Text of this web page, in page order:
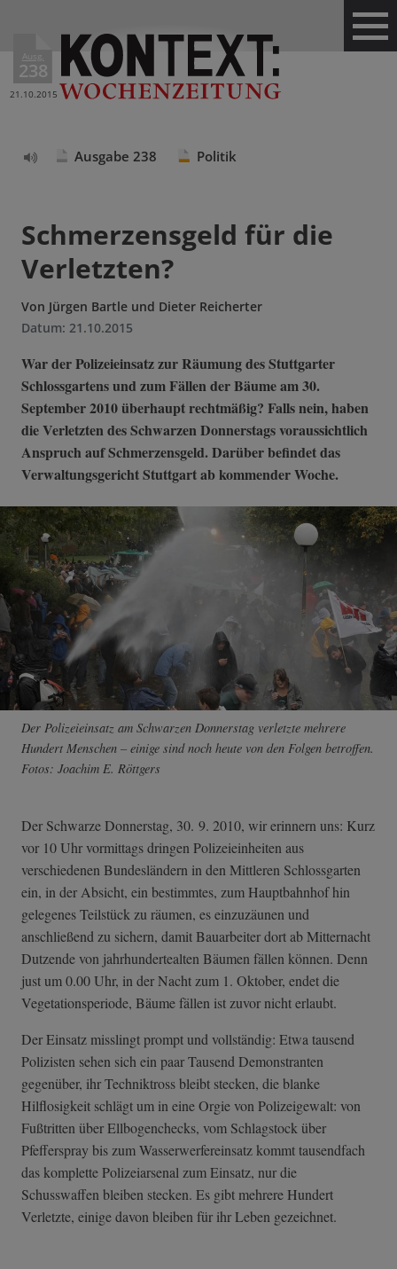
Ausg.
238
21.10.2015
Ausgabe 238 Politik
Schmerzensgeld für die
Verletzten?
Von Jürgen Bartle und Dieter Reicherter
Datum: 21.10.2015
War der Polizeieinsatz zur Räumung des Stuttgarter
Schlossgartens und zum Fällen der Bäume am 30.
September 2010 überhaupt rechtmäßig? Falls nein, haben
die Verletzten des Schwarzen Donnerstags voraussichtlich
Anspruch auf Schmerzensgeld. Darüber befindet das
Verwaltungsgericht Stuttgart ab kommender Woche.
Der Polizeieinsatz am Schwarzen Donnerstag verletzte mehrere
Hundert Menschen – einige sind noch heute von den Folgen betroffen.
Fotos: Joachim E. Röttgers
Der Schwarze Donnerstag, 30. 9. 2010, wir erinnern uns: Kurz
vor 10 Uhr vormittags dringen Polizeieinheiten aus
verschiedenen Bundesländern in den Mittleren Schlossgarten
ein, in der Absicht, ein bestimmtes, zum Hauptbahnhof hin
gelegenes Teilstück zu räumen, es einzuzäunen und
anschließend zu sichern, damit Bauarbeiter dort ab Mitternacht
Dutzende von jahrhundertealten Bäumen fällen können. Denn
just um 0.00 Uhr, in der Nacht zum 1. Oktober, endet die
Vegetationsperiode, Bäume fällen ist zuvor nicht erlaubt.
Der Einsatz misslingt prompt und vollständig: Etwa tausend
Polizisten sehen sich ein paar Tausend Demonstranten
gegenüber, ihr Techniktross bleibt stecken, die blanke
Hilflosigkeit schlägt um in eine Orgie von Polizeigewalt: von
Fußtritten über Ellbogenchecks, vom Schlagstock über
Pfefferspray bis zum Wasserwerfereinsatz kommt tausendfach
das komplette Polizeiarsenal zum Einsatz, nur die
Schusswaffen bleiben stecken. Es gibt mehrere Hundert
Verletzte, einige davon bleiben für ihr Leben gezeichnet.